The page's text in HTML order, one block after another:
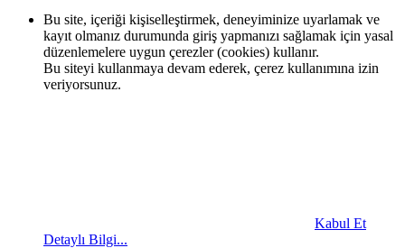
Bu site, içeriği kişiselleştirmek, deneyiminize uyarlamak ve
kayıt olmanız durumunda giriş yapmanızı sağlamak için yasal
düzenlemelere uygun çerezler (cookies) kullanır.
Bu siteyi kullanmaya devam ederek, çerez kullanımına izin
veriyorsunuz.
Kabul Et
Detaylı Bilgi...